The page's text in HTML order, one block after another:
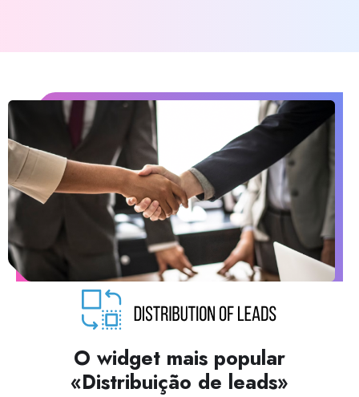
O widget mais popular
«Distribuição de leads»